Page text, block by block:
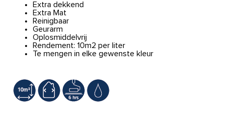
Extra dekkend
Extra Mat
Reinigbaar
Geurarm
Oplosmiddelvrij
Rendement: 10m2 per liter
Te mengen in elke gewenste kleur